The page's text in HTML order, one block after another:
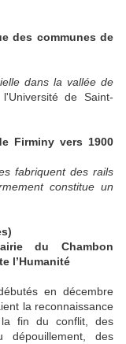
des communes de
dans la vallée de
de Saint-
Firminy vers 1900
fabriquent des rails
constitue un
du Chambon
l’Humanité
en décembre
la reconnaissance
fin du conflit, des
des